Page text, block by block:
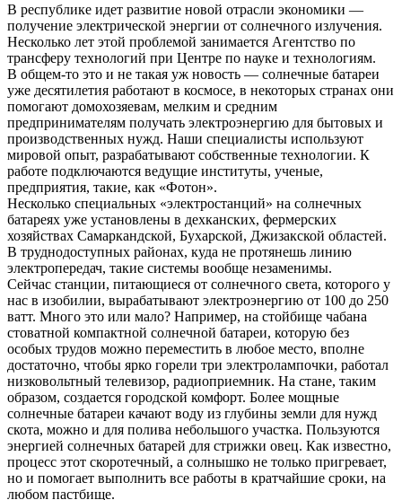
В республике идет развитие новой отрасли экономики —
получение электрической энергии от солнечного излучения.
Несколько лет этой проблемой занимается Агентство по
трансферу технологий при Центре по науке и технологиям.
В общем-то это и не такая уж новость — солнечные батареи
уже десятилетия работают в космосе, в некоторых странах они
помогают домохозяевам, мелким и средним
предпринимателям получать электроэнергию для бытовых и
производственных нужд. Наши специалисты используют
мировой опыт, разрабатывают собственные технологии. К
работе подключаются ведущие институты, ученые,
предприятия, такие, как «Фотон».
Несколько специальных «электростанций» на солнечных
батареях уже установлены в дехканских, фермерских
хозяйствах Самаркандской, Бухарской, Джизакской областей.
В труднодоступных районах, куда не протянешь линию
электропередач, такие системы вообще незаменимы.
Сейчас станции, питающиеся от солнечного света, которого у
нас в изобилии, вырабатывают электроэнергию от 100 до 250
ватт. Много это или мало? Например, на стойбище чабана
стоватной компактной солнечной батареи, которую без
особых трудов можно переместить в любое место, вполне
достаточно, чтобы ярко горели три электролампочки, работал
низковольтный телевизор, радиоприемник. На стане, таким
образом, создается городской комфорт. Более мощные
солнечные батареи качают воду из глубины земли для нужд
скота, можно и для полива небольшого участка. Пользуются
энергией солнечных батарей для стрижки овец. Как известно,
процесс этот скоротечный, а солнышко не только пригревает,
но и помогает выполнить все работы в кратчайшие сроки, на
любом пастбище.